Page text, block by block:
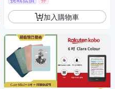
加入購物車